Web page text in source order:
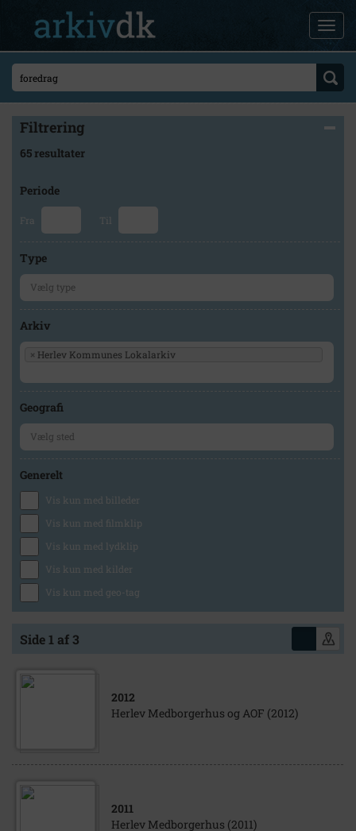
Filtrering
65 resultater
Periode
Fra Til
Type
Arkiv
× Herlev Kommunes Lokalarkiv
Geografi
Generelt
Vis kun med billeder
Vis kun med filmklip
Vis kun med lydklip
Vis kun med kilder
Vis kun med geo-tag
Side 1 af 3
2012
Herlev Medborgerhus og AOF (2012)
2011
Herlev Medborgerhus (2011)